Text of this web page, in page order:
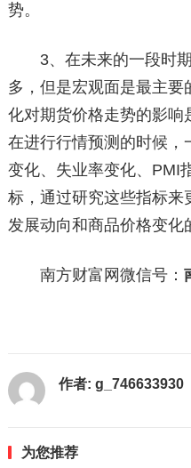
势。
3、在未来的一段时期
多，但是宏观面是最主
化对期货价格走势的影响
在进行行情预测的时候，
变化、失业率变化、PMI
标，通过研究这些指标来
发展动向和商品价格变化
南方财富网微信号：
作者: g_746633930
为您推荐